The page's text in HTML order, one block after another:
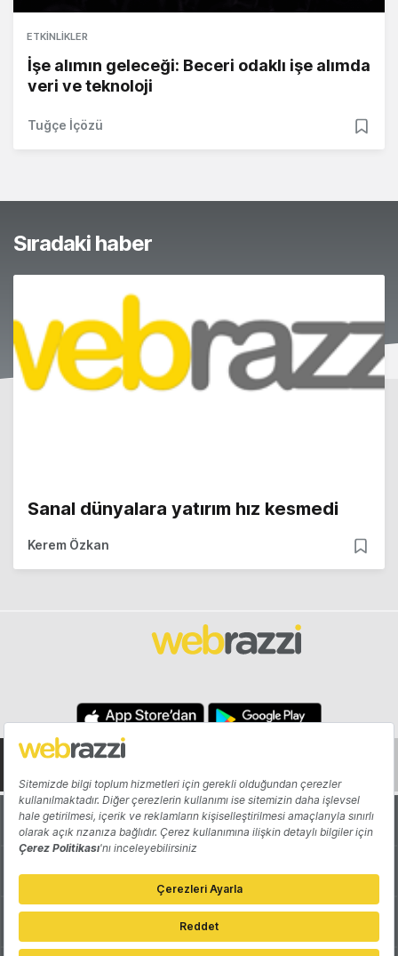
ETKINLIKLER
İşe alımın geleceği: Beceri odaklı işe alımda
veri ve teknoloji
Tuğçe İçözü
Sıradaki haber
Sanal dünyalara yatırım hız kesmedi
Kerem Özkan
Hakkında Yazarlar
Katkıda Bulun Reklam